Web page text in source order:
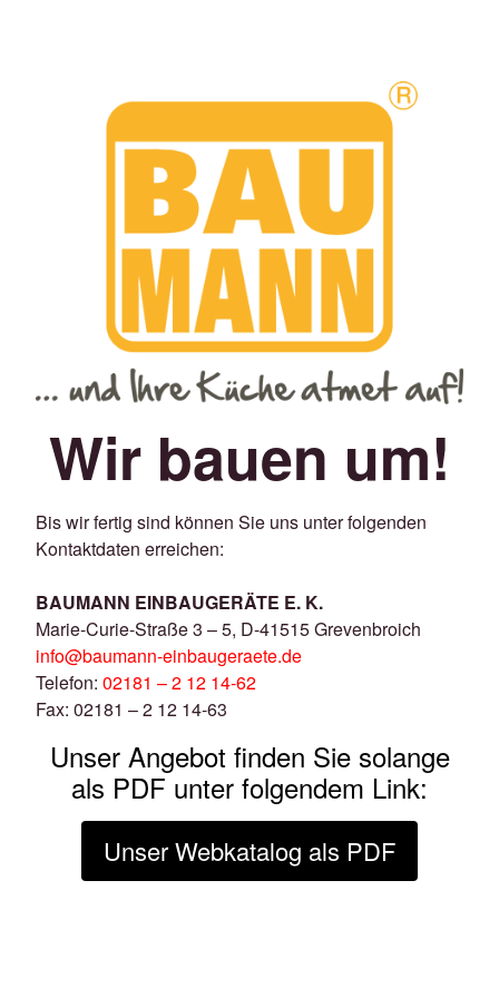
Wir bauen um!
Bis wir fertig sind können Sie uns unter folgenden
Kontaktdaten erreichen:
BAUMANN EINBAUGERÄTE E. K.
Marie-Curie-Straße 3 – 5, D-41515 Grevenbroich
info@baumann-einbaugeraete.de
Telefon: 02181 – 2 12 14-62
Fax: 02181 – 2 12 14-63
Unser Angebot finden Sie solange
als PDF unter folgendem Link:
Unser Webkatalog als PDF